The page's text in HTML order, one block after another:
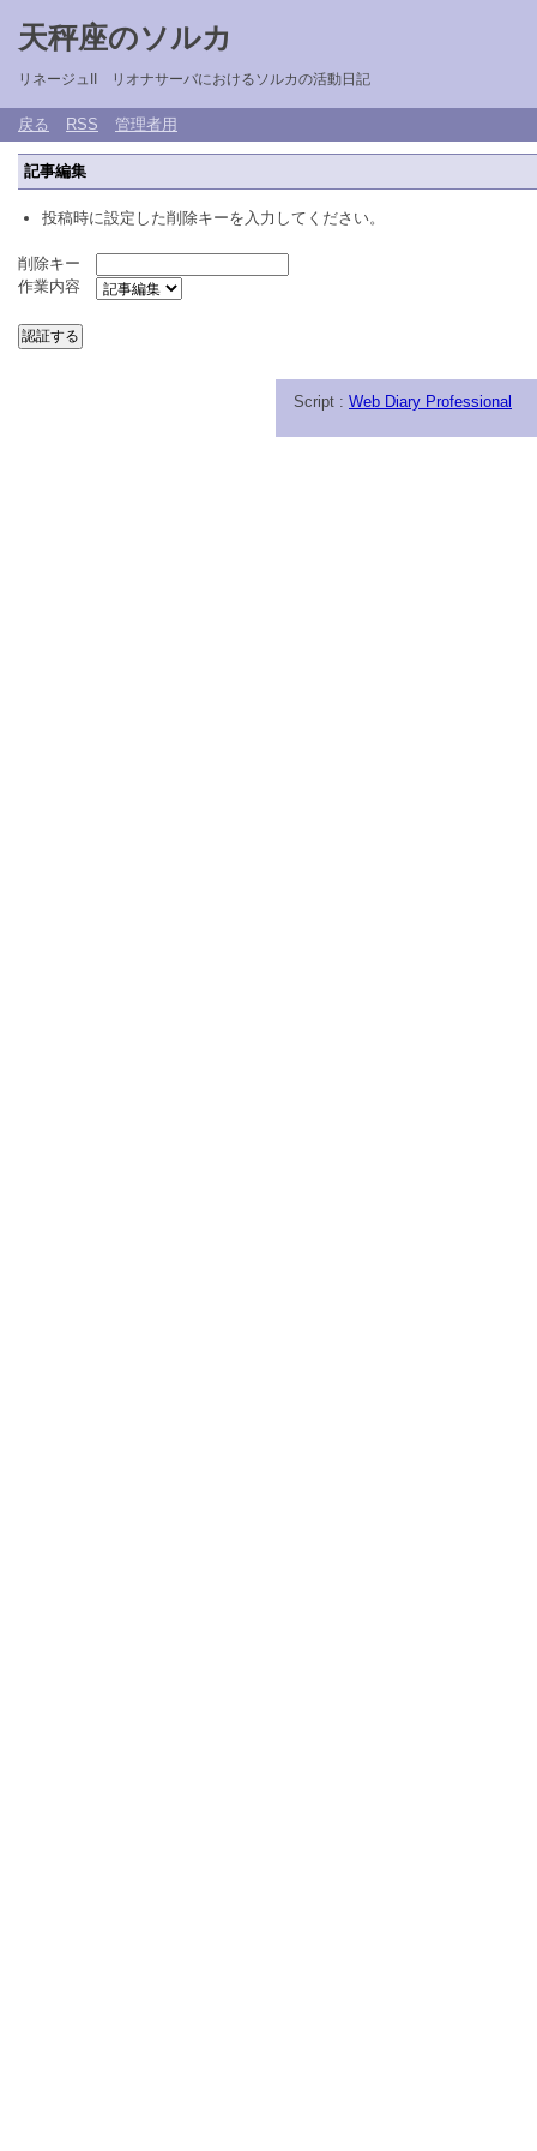
天秤座のソルカ
リネージュII リオナサーバにおけるソルカの活動日記
戻る RSS 管理者用
記事編集
投稿時に設定した削除キーを入力してください。
削除キー
作業内容
Script : Web Diary Professional